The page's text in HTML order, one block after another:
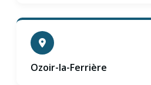
Ozoir-la-Ferrière